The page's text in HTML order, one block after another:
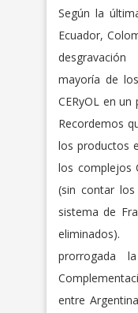
Según la
Ecuador,
mayoría de
CERyOL en
Recordemos
los productos
los complejos
(sin contar
sistema de
prorrogada
entre